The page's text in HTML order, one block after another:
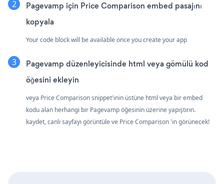
Pagevamp için Price Comparison embed pasajını
kopyala
Your code block will be available once you create your app
Pagevamp düzenleyicisinde html veya gömülü kod
öğesini ekleyin
veya Price Comparison snippet'inin üstüne html veya bir embed
kodu alan herhangi bir Pagevamp öğesinin üzerine yapıştırın.
kaydet, canlı sayfayı görüntüle ve Price Comparison 'in görünecek!